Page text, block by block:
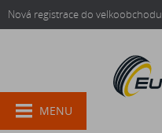
Nová registrace do velkoobchodu
MENU